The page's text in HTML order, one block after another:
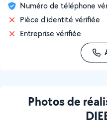
Numéro de téléphone
Pièce d'identité vérifiée
Entreprise vérifiée
Photos de